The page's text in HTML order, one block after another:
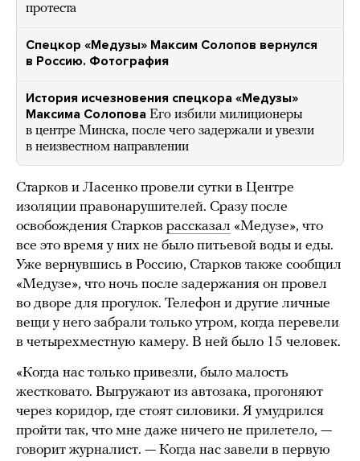
протеста
Спецкор «Медузы» Максим Солопов вернулся
в Россию. Фотография
История исчезновения спецкора «Медузы»
Максима Солопова Его избили милиционеры
в центре Минска, после чего задержали и увезли
в неизвестном направлении
Старков и Ласенко провели сутки в Центре
изоляции правонарушителей. Сразу после
освобождения Старков рассказал «Медузе», что
все это время у них не было питьевой воды и еды.
Уже вернувшись в Россию, Старков также сообщил
«Медузе», что ночь после задержания он провел
во дворе для прогулок. Телефон и другие личные
вещи у него забрали только утром, когда перевели
в четырехместную камеру. В ней было 15 человек.
«Когда нас только привезли, было малость
жестковато. Выгружают из автозака, прогоняют
через коридор, где стоят силовики. Я умудрился
пройти так, что мне даже ничего не прилетело, —
говорит журналист. — Когда нас завели в первую